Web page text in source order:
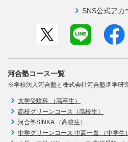
SNS公式アカ
河合塾コース一覧
※学校法人河合塾と株式会社河合塾進学研
大学受験科 （高卒生）
高校グリーンコース（高校生）
河合塾SINKA （高校生）
中学グリーンコース 中高一貫 （中学生）